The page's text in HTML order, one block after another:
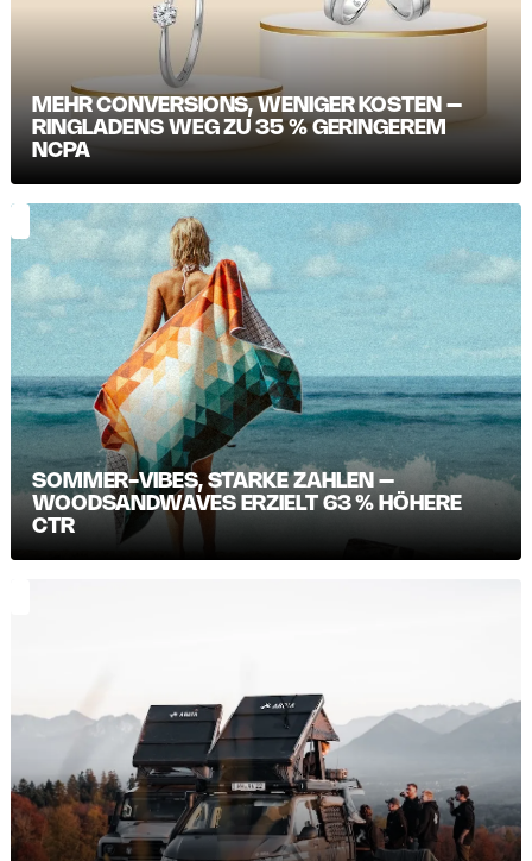
MEHR CONVERSIONS, WENIGER KOSTEN –
RINGLADENS WEG ZU 35 % GERINGEREM
NCPA
SOMMER-VIBES, STARKE ZAHLEN –
WOODSANDWAVES ERZIELT 63 % HÖHERE
CTR